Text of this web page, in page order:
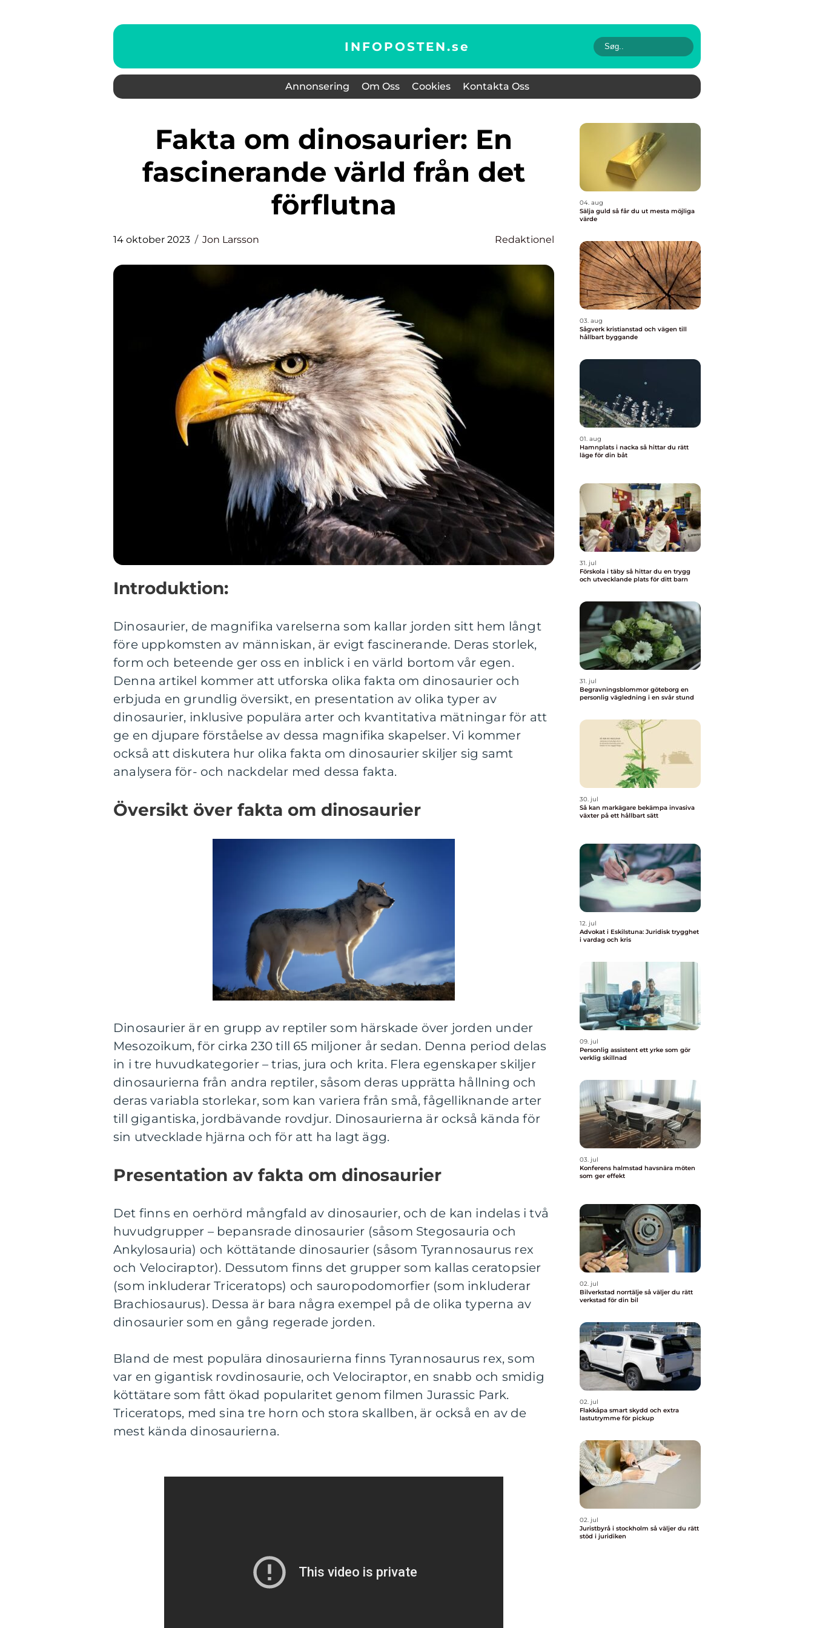
INFOPOSTEN.se
Annonsering Om Oss Cookies Kontakta Oss
Fakta om dinosaurier: En
fascinerande värld från det
förflutna
14 oktober 2023 Jon Larsson Redaktionel
Introduktion:
Dinosaurier, de magnifika varelserna som kallar jorden sitt hem långt
före uppkomsten av människan, är evigt fascinerande. Deras storlek,
form och beteende ger oss en inblick i en värld bortom vår egen.
Denna artikel kommer att utforska olika fakta om dinosaurier och
erbjuda en grundlig översikt, en presentation av olika typer av
dinosaurier, inklusive populära arter och kvantitativa mätningar för att
ge en djupare förståelse av dessa magnifika skapelser. Vi kommer
också att diskutera hur olika fakta om dinosaurier skiljer sig samt
analysera för- och nackdelar med dessa fakta.
Översikt över fakta om dinosaurier
Dinosaurier är en grupp av reptiler som härskade över jorden under
Mesozoikum, för cirka 230 till 65 miljoner år sedan. Denna period delas
in i tre huvudkategorier – trias, jura och krita. Flera egenskaper skiljer
dinosaurierna från andra reptiler, såsom deras upprätta hållning och
deras variabla storlekar, som kan variera från små, fågelliknande arter
till gigantiska, jordbävande rovdjur. Dinosaurierna är också kända för
sin utvecklade hjärna och för att ha lagt ägg.
Presentation av fakta om dinosaurier
Det finns en oerhörd mångfald av dinosaurier, och de kan indelas i två
huvudgrupper – bepansrade dinosaurier (såsom Stegosauria och
Ankylosauria) och köttätande dinosaurier (såsom Tyrannosaurus rex
och Velociraptor). Dessutom finns det grupper som kallas ceratopsier
(som inkluderar Triceratops) och sauropodomorfier (som inkluderar
Brachiosaurus). Dessa är bara några exempel på de olika typerna av
dinosaurier som en gång regerade jorden.
Bland de mest populära dinosaurierna finns Tyrannosaurus rex, som
var en gigantisk rovdinosaurie, och Velociraptor, en snabb och smidig
köttätare som fått ökad popularitet genom filmen Jurassic Park.
Triceratops, med sina tre horn och stora skallben, är också en av de
mest kända dinosaurierna.
04. aug
Sälja guld så får du ut mesta möjliga
värde
03. aug
Sågverk kristianstad och vägen till
hållbart byggande
01. aug
Hamnplats i nacka så hittar du rätt
läge för din båt
31. jul
Förskola i täby så hittar du en trygg
och utvecklande plats för ditt barn
31. jul
Begravningsblommor göteborg en
personlig vägledning i en svår stund
30. jul
Så kan markägare bekämpa invasiva
växter på ett hållbart sätt
12. jul
Advokat i Eskilstuna: Juridisk trygghet
i vardag och kris
09. jul
Personlig assistent ett yrke som gör
verklig skillnad
03. jul
Konferens halmstad havsnära möten
som ger effekt
02. jul
Bilverkstad norrtälje så väljer du rätt
verkstad för din bil
02. jul
Flakkåpa smart skydd och extra
lastutrymme för pickup
02. jul
Juristbyrå i stockholm så väljer du rätt
stöd i juridiken